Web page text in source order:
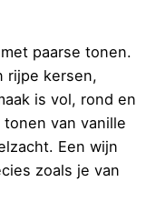
paarse tonen.
rijpe kersen,
is vol, rond en
van vanille
Een wijn
zoals je van